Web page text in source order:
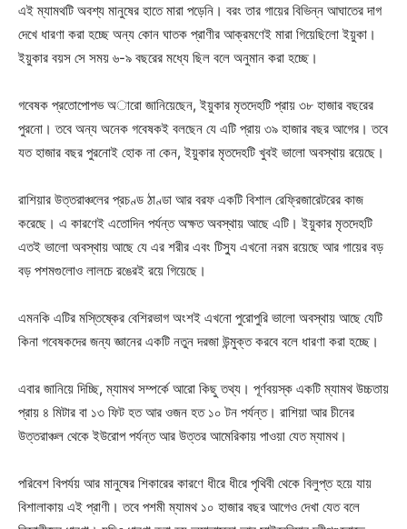
এই ম্যামথটি অবশ্য মানুষের হাতে মারা পড়েনি। বরং তার গায়ের বিভিন্ন আঘাতের দাগ
দেখে ধারণা করা হচ্ছে অন্য কোন ঘাতক প্রাণীর আক্রমণেই মারা গিয়েছিলো ইয়ুকা।
ইয়ুকার বয়স সে সময় ৬-৯ বছরের মধ্যে ছিল বলে অনুমান করা হচ্ছে।
গবেষক প্রতোপোপভ অারো জানিয়েছেন, ইয়ুকার মৃতদেহটি প্রায় ৩৮ হাজার বছরের
পুরনো। তবে অন্য অনেক গবেষকই বলছেন যে এটি প্রায় ৩৯ হাজার বছর আগের। তবে
যত হাজার বছর পুরনোই হোক না কেন, ইয়ুকার মৃতদেহটি খুবই ভালো অবস্থায় রয়েছে।
রাশিয়ার উত্তরাঞ্চলের প্রচণ্ড ঠাণ্ডা আর বরফ একটি বিশাল রেফ্রিজারেটরের কাজ
করেছে। এ কারণেই এতোদিন পর্যন্ত অক্ষত অবস্থায় আছে এটি। ইয়ুকার মৃতদেহটি
এতই ভালো অবস্থায় আছে যে এর শরীর এবং টিস্যু এখনো নরম রয়েছে আর গায়ের বড়
বড় পশমগুলোও লালচে রঙেরই রয়ে গিয়েছে।
এমনকি এটির মস্তিষ্কের বেশিরভাগ অংশই এখনো পুরোপুরি ভালো অবস্থায় আছে যেটি
কিনা গবেষকদের জন্য জ্ঞানের একটি নতুন দরজা উন্মুক্ত করবে বলে ধারণা করা হচ্ছে।
এবার জানিয়ে দিচ্ছি, ম্যামথ সম্পর্কে আরো কিছু তথ্য। পূর্ণবয়স্ক একটি ম্যামথ উচ্চতায়
প্রায় ৪ মিটার বা ১৩ ফিট হত আর ওজন হত ১০ টন পর্যন্ত। রাশিয়া আর চীনের
উত্তরাঞ্চল থেকে ইউরোপ পর্যন্ত আর উত্তর আমেরিকায় পাওয়া যেত ম্যামথ।
পরিবেশ বিপর্যয় আর মানুষের শিকারের কারণে ধীরে ধীরে পৃথিবী থেকে বিলুপ্ত হয়ে যায়
বিশালাকায় এই প্রাণী। তবে পশমী ম্যামথ ১০ হাজার বছর আগেও দেখা যেত বলে